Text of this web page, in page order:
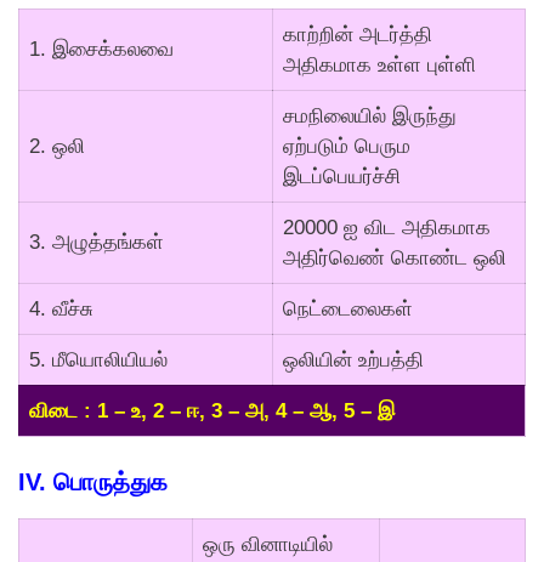
1. இசைக்கலவை
காற்றின் அடர்த்தி
அதிகமாக உள்ள புள்ளி
2. ஒலி
சமநிலையில் இருந்து
ஏற்படும் பெரும
இடப்பெயர்ச்சி
3. அழுத்தங்கள்
20000 ஐ விட அதிகமாக
அதிர்வெண் கொண்ட ஒலி
4. வீச்சு நெட்டைலைகள்
5. மீயொலியியல் ஒலியின் உற்பத்தி
விடை : 1 – உ, 2 – ஈ, 3 – அ, 4 – ஆ, 5 – இ
IV. பொருத்துக
ஒரு வினாடியில்